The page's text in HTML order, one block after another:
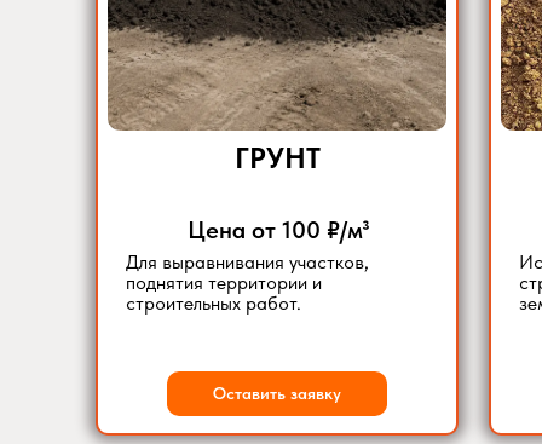
Цена от 100 ₽/м³
Для выравнивания участков,
поднятия территории и
строительных работ.
ГРУНТ
Оставить заявку